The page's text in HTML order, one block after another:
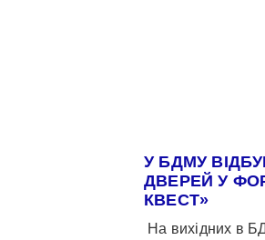
У БДМУ
ДВЕРЕЙ У
КВЕСТ»
На вихідних в